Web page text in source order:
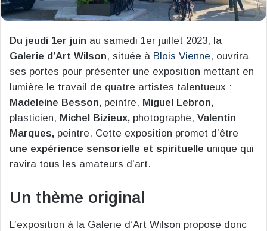
Du jeudi 1er juin au samedi 1er juillet 2023, la
Galerie d’Art Wilson, située à Blois Vienne, ouvrira
ses portes pour présenter une exposition mettant en
lumière le travail de quatre artistes talentueux :
Madeleine Besson, peintre, Miguel Lebron,
plasticien, Michel Bizieux, photographe, Valentin
Marques, peintre. Cette exposition promet d’être
une expérience sensorielle et spirituelle unique qui
ravira tous les amateurs d’art.
Un thème original
L’exposition à la Galerie d’Art Wilson propose donc